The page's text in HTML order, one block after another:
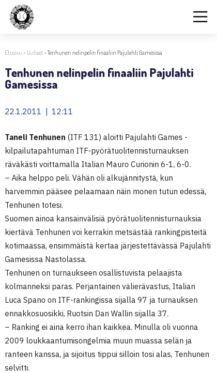
Etusivu > Uutiset>Tenhunen nelinpelin finaaliin Pajulahti Gamesissa
Tenhunen nelinpelin finaaliin Pajulahti
Gamesissa
22.1.2011 | 12:11
Taneli Tenhunen (ITF 131) aloitti Pajulahti Games -
kilpailutapahtuman ITF-pyörätuolitennisturnauksen
räväkästi voittamalla Italian Mauro Curionin 6-1, 6-0.
– Aika helppo peli. Vähän oli alkujännitystä, kun
harvemmin pääsee pelaamaan näin monen tutun edessä,
Tenhunen totesi.
Suomen ainoa kansainvälisiä pyörätuolitennisturnauksia
kiertävä Tenhunen voi kerrakin metsästää rankingpisteitä
kotimaassa, ensimmäistä kertaa järjestettävässä Pajulahti
Gamesissa Nastolassa.
Tenhunen on turnaukseen osallistuvista pelaajista
kolmanneksi paras. Perjantainen välierävastus, Italian
Luca Spano on ITF-rankingissa sijalla 97 ja turnauksen
ennakkosuosikki, Ruotsin Dan Wallin sijalla 37.
– Ranking ei aina kerro ihan kaikkea. Minulla oli vuonna
2009 loukkaantumisongelmia muun muassa selän ja
ranteen kanssa, ja sijoitus tippui silloin tosi alas, Tenhunen
selvitti.